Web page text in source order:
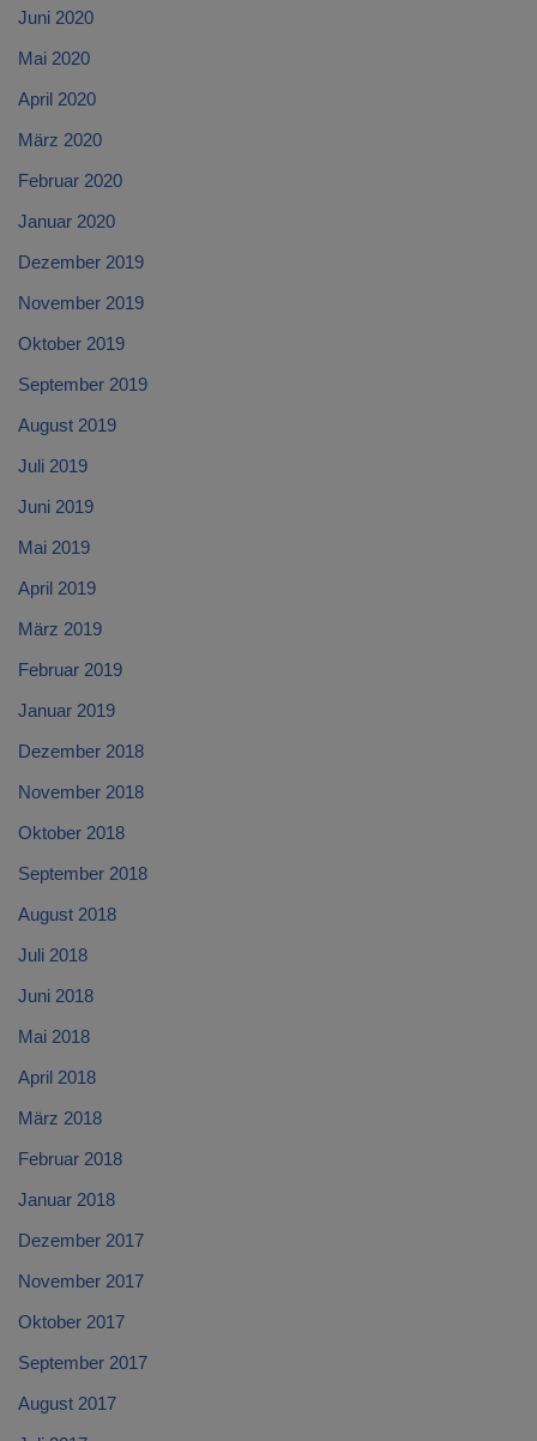
Juni 2020
Mai 2020
April 2020
März 2020
Februar 2020
Januar 2020
Dezember 2019
November 2019
Oktober 2019
September 2019
August 2019
Juli 2019
Juni 2019
Mai 2019
April 2019
März 2019
Februar 2019
Januar 2019
Dezember 2018
November 2018
Oktober 2018
September 2018
August 2018
Juli 2018
Juni 2018
Mai 2018
April 2018
März 2018
Februar 2018
Januar 2018
Dezember 2017
November 2017
Oktober 2017
September 2017
August 2017